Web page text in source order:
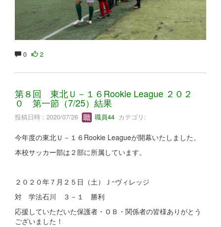
0 2
第８回 東北Ｕ－１６Rookie League ２０２
０ 第一節（7/25）結果
投稿日時 : 2020/07/26 職員44 カテゴリ:
今年度の東北Ｕ－１６Rookie Leagueが開幕いたしました。
本校サッカー部は２部に所属しています。
２０２０年７月２５日（土）Ｊｰヴィレッジ
対 学法石川 ３－１ 勝利
応援していただいた保護者・ＯＢ・関係者の皆様ありがとう
ございました！